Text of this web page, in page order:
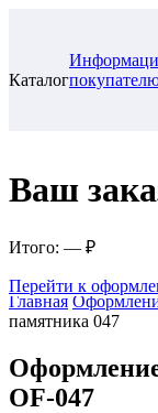
Каталог
Ваш
Итого: — ₽
Перейти к
г. Самара, ул.
Главная
памятника 047
OF-047